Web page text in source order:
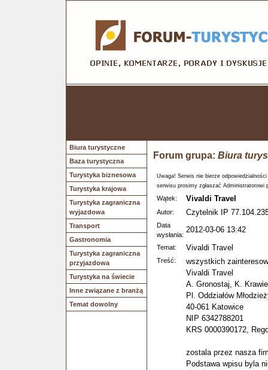
Biura turystyczne
Baza turystyczna
Turystyka biznesowa
Turystyka krajowa
Turystyka zagraniczna
wyjazdowa
Transport
Gastronomia
Turystyka zagraniczna
przyjazdowa
Turystyka na świecie
Inne związane z branżą
Temat dowolny
Forum grupa: Biura
Uwaga! Serwis nie bierze
serwisu prosimy zgłaszać Administratorowi
Wątek: Vivaldi Travel
Autor: Czytelnik IP
Data
wysłania:
2012-03-06 13:42
Temat: Vivaldi Travel
Treść:
wszystkich
Vivaldi Travel
A. Gronostaj, K.
Pl. Oddziałów
40-061 Katowice
NIP 6342788201
KRS 0000390172,
zostala przez nasza
Podstawa wpisu byla